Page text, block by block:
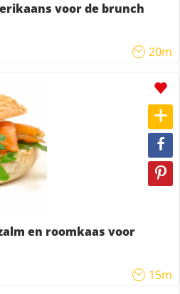
voor de brunch
20m
en roomkaas voor
15m